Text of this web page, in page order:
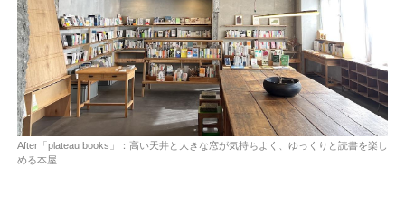
After「plateau books」：高い天井と大きな窓が気持ちよく、ゆっくりと読書を楽し
める本屋